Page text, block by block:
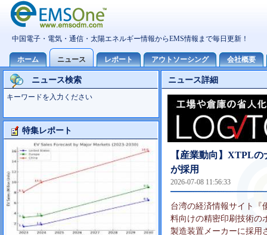
ニュース検索
キーワードを入力ください
特集レポート
Foxconn事業分析
ニュース詳細
【産業動向】XTPL
が採用
2026-07-08 11:56:33
台湾の経済情報サイト『
料向けの精密印刷技術の
製造装置メーカーに採用